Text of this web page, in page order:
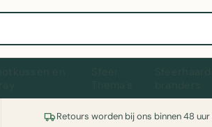
Retours worden bij ons binnen 48
Wasmachine of koelkast nodig? Vergelijk alle prijzen